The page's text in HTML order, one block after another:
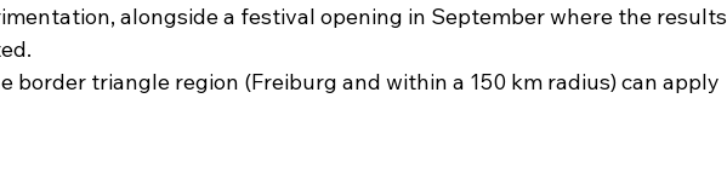
alongside a festival opening in September where the results
border triangle region (Freiburg and within a 150 km radius) can apply